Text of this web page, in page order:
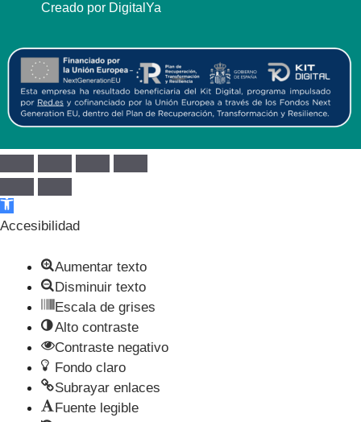
Creado por DigitalYa
Abrir barra de herramientas
Accesibilidad
Aumentar texto
Disminuir texto
Escala de grises
Alto contraste
Contraste negativo
Fondo claro
Subrayar enlaces
Fuente legible